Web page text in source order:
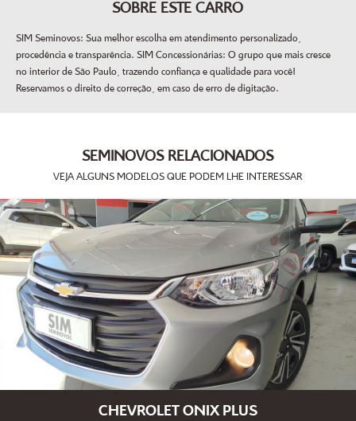
SOBRE ESTE CARRO
SIM Seminovos: Sua melhor escolha em atendimento personalizado,
procedência e transparência. SIM Concessionárias: O grupo que mais cresce
no interior de São Paulo, trazendo confiança e qualidade para você!
Reservamos o direito de correção, em caso de erro de digitação.
SEMINOVOS RELACIONADOS
VEJA ALGUNS MODELOS QUE PODEM LHE INTERESSAR
CHEVROLET ONIX PLUS